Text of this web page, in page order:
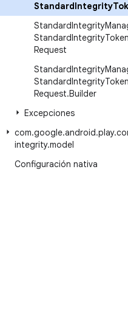
StandardIntegrity
StandardIntegrity
StandardIntegrityToken
Request
StandardIntegrity
StandardIntegrityToken
Request.Builder
Excepciones
com.google.android.play.
integrity.model
Configuración nativa